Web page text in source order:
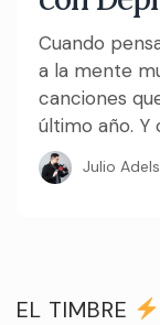
Cuando
a la mente
canciones
último año. Y
Julio
EL TIMBRE